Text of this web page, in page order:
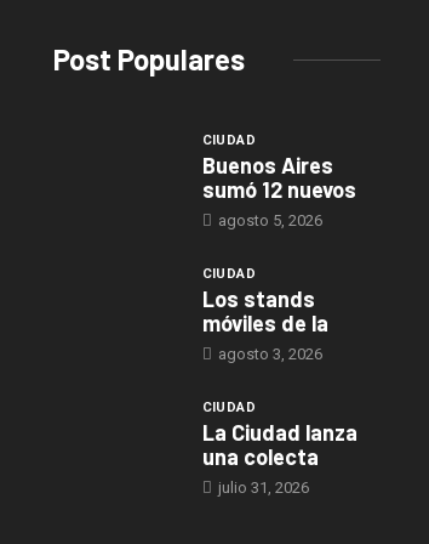
Post Populares
CIUDAD
Buenos Aires
sumó 12 nuevos
agosto 5, 2026
CIUDAD
Los stands
móviles de la
agosto 3, 2026
CIUDAD
La Ciudad lanza
una colecta
julio 31, 2026